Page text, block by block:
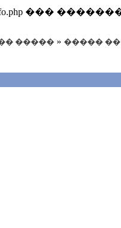
���
����� » ����� ��